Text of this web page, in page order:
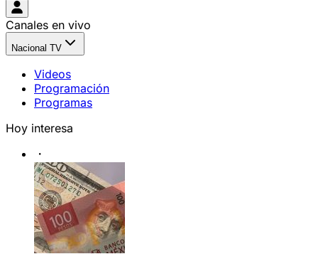
Canales en vivo
Nacional TV
Videos
Programación
Programas
Hoy interesa